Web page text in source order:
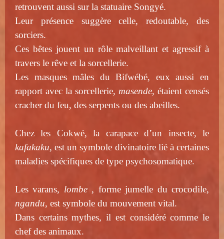
retrouvent aussi sur la statuaire Songyé.
Leur présence suggère celle, redoutable, des
sorciers.
Ces bêtes jouent un rôle malveillant et agressif à
travers le rêve et la sorcellerie.
Les masques mâles du Bifwébé, eux aussi en
rapport avec la sorcellerie, masende, étaient censés
cracher du feu, des serpents ou des abeilles.
Chez les Cokwé, la carapace d’un insecte, le
kafakaku, est un symbole divinatoire lié à certaines
maladies spécifiques de type psychosomatique.
Les varans, lombe, forme jumelle du crocodile,
ngandu, est symbole du mouvement vital.
Dans certains mythes, il est considéré comme le
chef des animaux.